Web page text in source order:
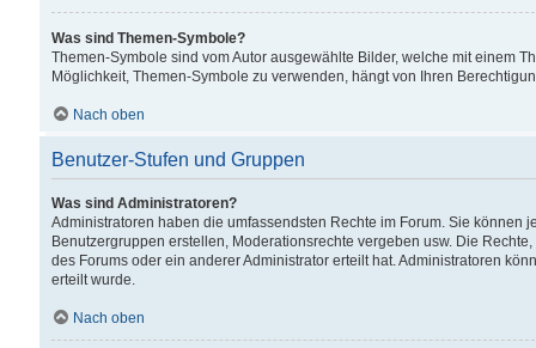
Was sind Themen-Symbole?
Themen-Symbole sind vom Autor ausgewählte Bilder, welche mit einem
Möglichkeit, Themen-Symbole zu verwenden, hängt von Ihren
Nach oben
Benutzer-Stufen und Gruppen
Was sind Administratoren?
Administratoren haben die umfassendsten Rechte im Forum. Sie können
Benutzergruppen erstellen, Moderationsrechte vergeben usw. Die
des Forums oder ein anderer Administrator erteilt hat. Administratoren
erteilt wurde.
Nach oben